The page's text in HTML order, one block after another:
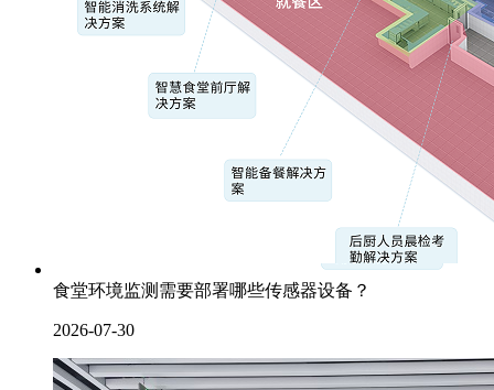
食堂环境监测需要部署哪些传感器设备？
2026-07-30